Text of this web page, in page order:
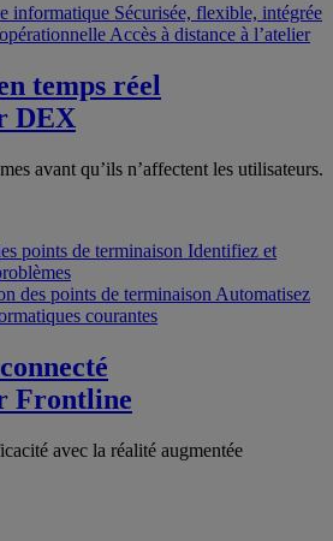
informatique Sécurisée, flexible, intégrée
Accès à distance à l’atelier
temps réel
DEX
avant qu’ils n’affectent les utilisateurs.
points de terminaison Identifiez et
des points de terminaison Automatisez
courantes
Frontline
avec la réalité augmentée